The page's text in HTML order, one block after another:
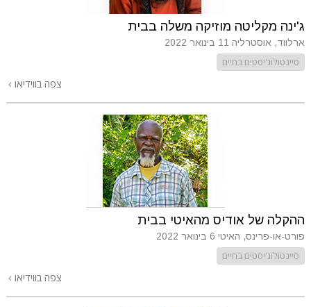
ג'ינה מקליטה מוזיקה משלה בבית
ארלווד, אוסטרליה 11 בינואר 2022
סיינטולוג'יסטים בחיים
צפה בווידיאו
ההקלה של אודיס מהאיטי בבית
פורט-או-פרינס, האיטי 6 בינואר 2022
סיינטולוג'יסטים בחיים
צפה בווידיאו